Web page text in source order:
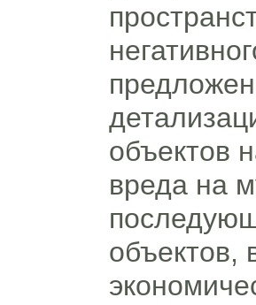
объектов
вреда на
объектов,